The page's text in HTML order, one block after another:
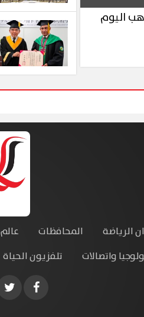
اليوم
الرياضة المحافظات عالم
واتصالات
تلفزيون الحياة